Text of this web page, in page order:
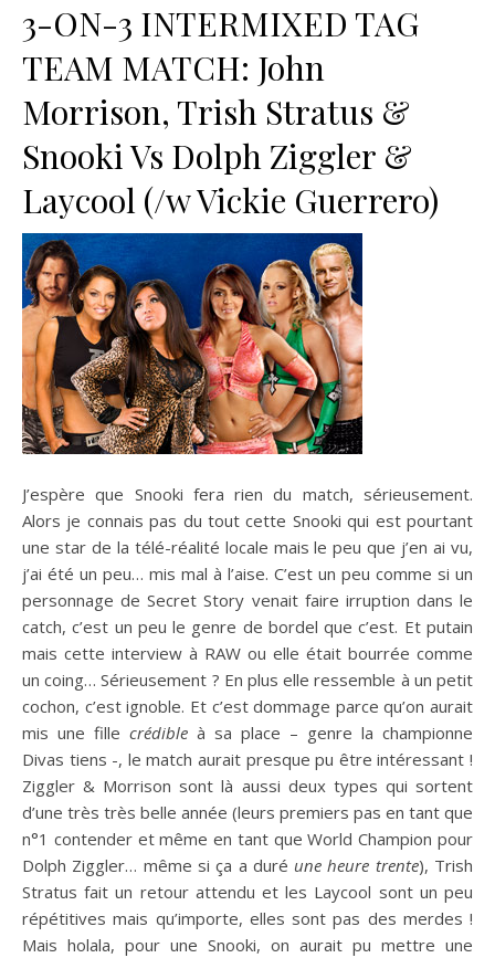
3-ON-3 INTERMIXED TAG
TEAM MATCH: John
Morrison, Trish Stratus &
Snooki Vs Dolph Ziggler &
Laycool (/w Vickie Guerrero)
J’espère que Snooki fera rien du match, sérieusement.
Alors je connais pas du tout cette Snooki qui est pourtant
une star de la télé-réalité locale mais le peu que j’en ai vu,
j’ai été un peu… mis mal à l’aise. C’est un peu comme si un
personnage de Secret Story venait faire irruption dans le
catch, c’est un peu le genre de bordel que c’est. Et putain
mais cette interview à RAW ou elle était bourrée comme
un coing… Sérieusement ? En plus elle ressemble à un petit
cochon, c’est ignoble. Et c’est dommage parce qu’on aurait
mis une fille crédible à sa place – genre la championne
Divas tiens -, le match aurait presque pu être intéressant !
Ziggler & Morrison sont là aussi deux types qui sortent
d’une très très belle année (leurs premiers pas en tant que
n°1 contender et même en tant que World Champion pour
Dolph Ziggler… même si ça a duré une heure trente), Trish
Stratus fait un retour attendu et les Laycool sont un peu
répétitives mais qu’importe, elles sont pas des merdes !
Mais holala, pour une Snooki, on aurait pu mettre une